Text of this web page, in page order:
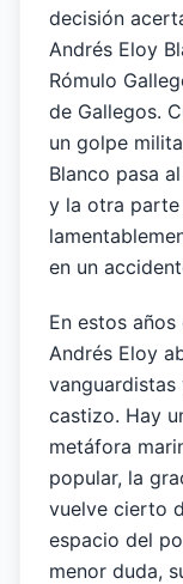
decisión
Andrés Eloy
Rómulo
de Gallegos.
un golpe
Blanco pasa
y la otra parte
en un
En estos
Andrés Eloy
castizo. Hay
metáfora
popular, la
vuelve cierto
espacio del
menor duda,